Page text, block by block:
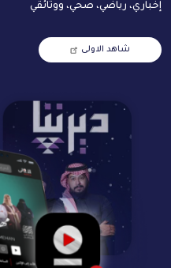
إخباري، رياضي، صحي، ووثائقي
شاهد الاولى